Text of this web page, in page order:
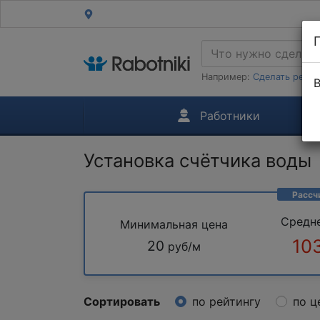
Например: Сделать
Работники
Установка счётчика воды
Минимальная цена
20 руб/м
Сортировать по рейтингу по